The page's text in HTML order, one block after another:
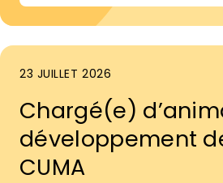
23 JUILLET 2026
Chargé(e)
développement
CUMA